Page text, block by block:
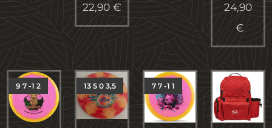
22,90 €
24,90
€
9 7 -1 2 13 5 0 3,5 7 7 -1 1